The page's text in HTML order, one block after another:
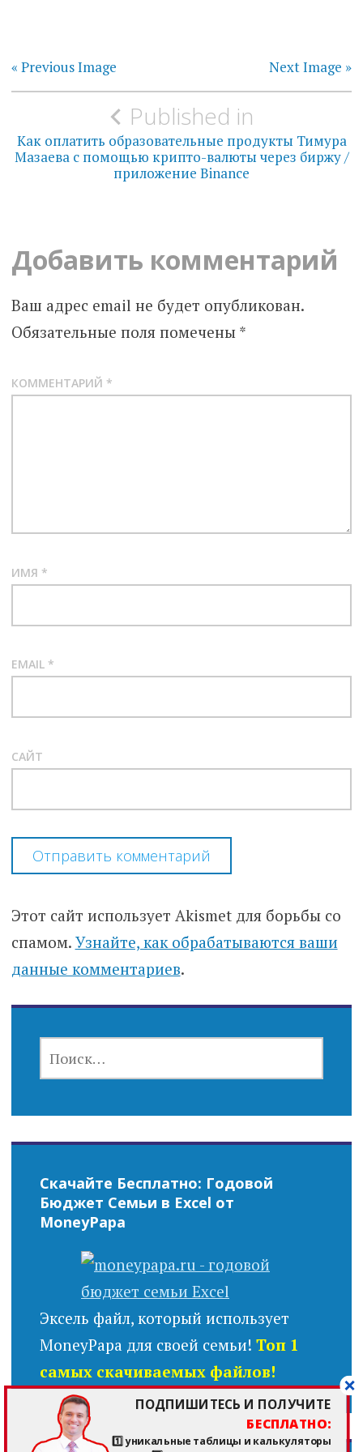
« Previous Image Next Image »
Навигация
по
записям
Published in
Как оплатить образовательные продукты Тимура
Мазаева с помощью крипто-валюты через биржу /
приложение Binance
Добавить комментарий
Ваш адрес email не будет опубликован.
Обязательные поля помечены *
КОММЕНТАРИЙ *
ИМЯ *
EMAIL *
САЙТ
Этот сайт использует Akismet для борьбы со
спамом. Узнайте, как обрабатываются ваши
данные комментариев.
Скачайте Бесплатно: Годовой
Бюджет Семьи в Excel от
MoneyPapa
Эксель файл, который использует
MoneyPapa для своей семьи! Топ 1
самых скачиваемых файлов!
ПОДПИШИТЕСЬ И ПОЛУЧИТЕ
БЕСПЛАТНО:
1️⃣ уникальные таблицы и калькуляторы